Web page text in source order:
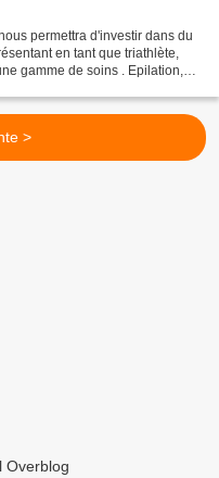
permettra d'investir dans du
en tant que triathlète,
gamme de soins . Epilation,
>
Overblog